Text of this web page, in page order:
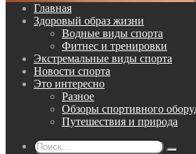
Главная
Здоровый образ жизни
Водные виды спорта
Фитнес и тренировки
Экстремальные виды спорта
Новости спорта
Это интересно
Разное
Обзоры спортивного
Путешествия и природа